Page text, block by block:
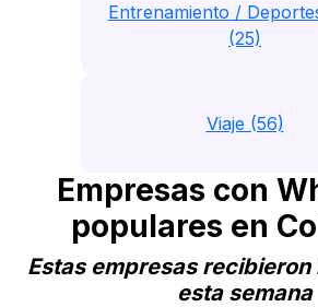
Entrenamiento /
(25)
Viaje (56)
Empresas con
populares en
Estas empresas
esta semana